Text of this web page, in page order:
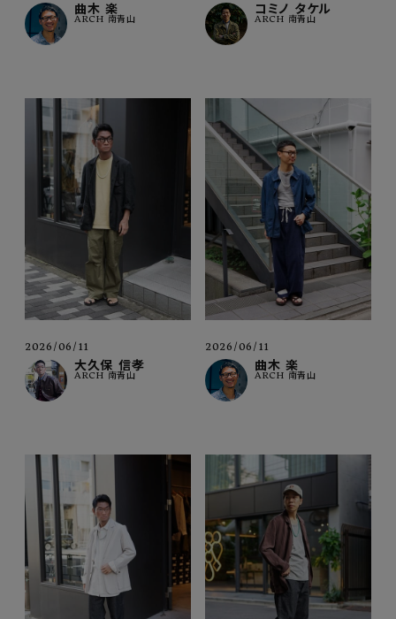
曲木 楽
ARCH 南青山
コミノ タケル
ARCH 南青山
2026/06/11
大久保 信孝
ARCH 南青山
2026/06/11
曲木 楽
ARCH 南青山